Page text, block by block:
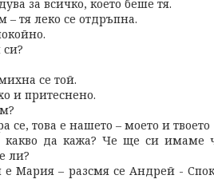
за всичко, което беше тя.
тя леко се отдръпна.
се той.
и притеснено.
това е нашето – моето и твоето
да кажа? Че ще си имаме
ли?
Мария – разсмя се Андрей -